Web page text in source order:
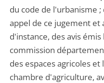
du code de l'urbanisme
appel de ce jugement et
d'instance, des avis
commission
des espaces agricoles
chambre d'agriculture,